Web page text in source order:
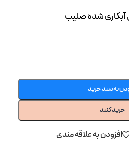
شده صلیب
به سبد خرید
خرید کنید
افزودن به علاقه مندی